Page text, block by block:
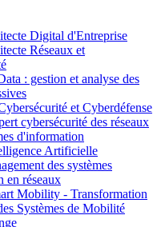
Digital d'Entreprise
Réseaux et
: gestion et analyse des
et Cyberdéfense
cybersécurité des réseaux
d'information
Artificielle
des systèmes
en réseaux
Mobility - Transformation
Systèmes de Mobilité